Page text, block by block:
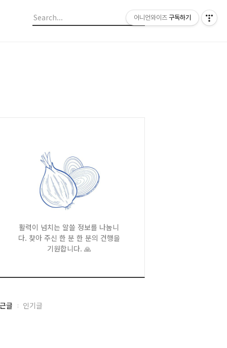
활력이 넘치는 알쓸 정보를 나눕니
다. 찾아 주신 한 분 한 분의 건행을
기원합니다. 🙏
글 인기글
어니언와이즈 구독하기